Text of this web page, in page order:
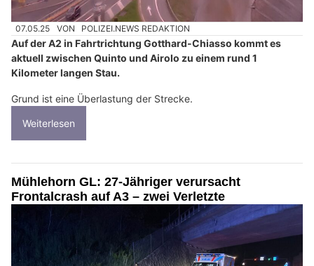
07.05.25 VON POLIZEI.NEWS REDAKTION
Auf der A2 in Fahrtrichtung Gotthard-Chiasso kommt es
aktuell zwischen Quinto und Airolo zu einem rund 1
Kilometer langen Stau.
Grund ist eine Überlastung der Strecke.
Weiterlesen
Mühlehorn GL: 27-Jähriger verursacht
Frontalcrash auf A3 – zwei Verletzte